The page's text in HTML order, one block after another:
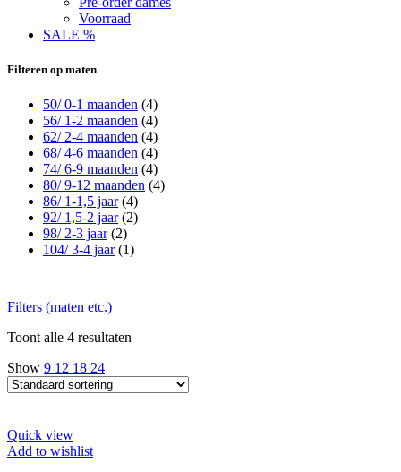
Voorraad
SALE %
Filteren op maten
50/ 0-1 maanden (4)
56/ 1-2 maanden (4)
62/ 2-4 maanden (4)
68/ 4-6 maanden (4)
74/ 6-9 maanden (4)
80/ 9-12 maanden (4)
86/ 1-1,5 jaar (4)
92/ 1,5-2 jaar (2)
98/ 2-3 jaar (2)
104/ 3-4 jaar (1)
Filters (maten etc.)
Toont alle 4 resultaten
Show 9 12 18 24
Quick view
Add to wishlist